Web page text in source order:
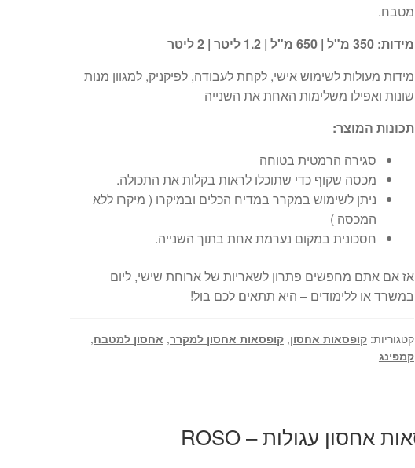
מטבח.
מידות: 350 מ"ל | 650 מ"ל | 1.2 ליטר | 2 ליטר
מידות מעולות לשימוש אישי, לקחת לעבודה, לפיקניק, למגוון מנות
שונות ואפילו משלימות האחת את השנייה
תכונות המוצר:
סגירה הרמטית בטוחה
מכסה שקוף כדי שתוכלו לראות בקלות את התכולה.
ניתן לשימוש במקרר במדיח הכלים ובמיקרו ( מיקרו ללא
המכסה )
חסכונית במקום נערמת אחת בתוך השנייה.
אז אם אתם מחפשים פתרון לשאריות של ארוחת שישי, ליום
במשרד או ללימודים – היא תתאים לכם בול!
קטגוריות:קופסאות אחסון,קופסאות אחסון למקרר, אחסון למטבח,
קמפינג